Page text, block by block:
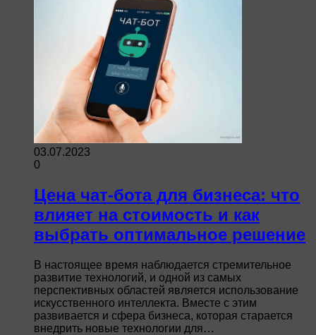
03.07.2023
0
Цена чат-бота для бизнеса: что
влияет на стоимость и как
выбрать оптимальное решение
В настоящее время наблюдается стремительное
развитие технологий, и одной из самых
перспективных областей является использование
искусственного интеллекта. Вместе с этим
развивается и сфера бизнеса, которая старается
внедрить новые технологии для…